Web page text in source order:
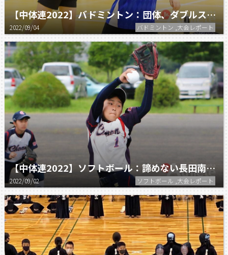
【中体連2022】バドミントン：団体、ダブルスで英和二冠。 男女個人単複の熱戦！
2022/09/04 バドミントン ,大会レポート
【中体連2022】ソフトボール：諦めない長田南が優勝。 県大会での活躍も期待！
2022/09/02 ソフトボール ,大会レポート